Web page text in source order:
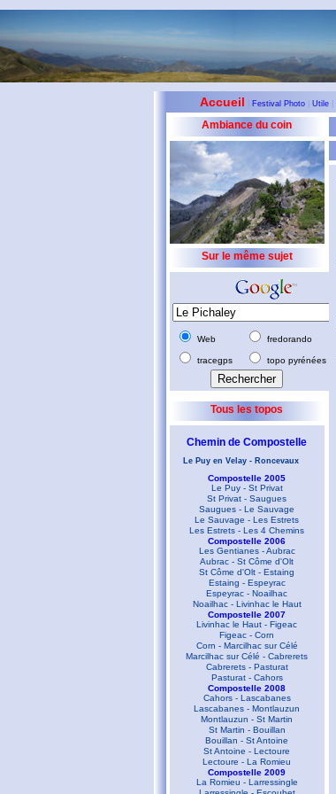
Accueil Festival Photo| Utile|
Ambiance du coin
Sur le même sujet
Web fredorando
tracegps topo pyrénées
Tous les topos
Chemin de Compostelle
Le Puy en Velay - Roncevaux
Compostelle 2005
Le Puy - St Privat
St Privat - Saugues
Saugues - Le Sauvage
Le Sauvage - Les Estrets
Les Estrets - Les 4 Chemins
Compostelle 2006
Les Gentianes - Aubrac
Aubrac - St Côme d'Olt
St Côme d'Olt - Estaing
Estaing - Espeyrac
Espeyrac - Noailhac
Noailhac - Livinhac le Haut
Compostelle 2007
Livinhac le Haut - Figeac
Figeac - Corn
Corn - Marcilhac sur Célé
Marcilhac sur Célé - Cabrerets
Cabrerets - Pasturat
Pasturat - Cahors
Compostelle 2008
Cahors - Lascabanes
Lascabanes - Montlauzun
Montlauzun - St Martin
St Martin - Bouillan
Bouillan - St Antoine
St Antoine - Lectoure
Lectoure - La Romieu
Compostelle 2009
La Romieu - Larressingle